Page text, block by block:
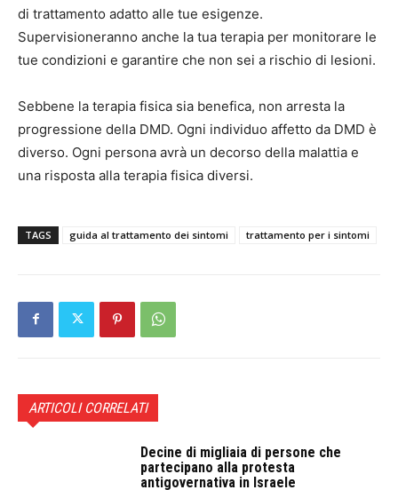
di trattamento adatto alle tue esigenze.
Supervisioneranno anche la tua terapia per monitorare le
tue condizioni e garantire che non sei a rischio di lesioni.
Sebbene la terapia fisica sia benefica, non arresta la
progressione della DMD. Ogni individuo affetto da DMD è
diverso. Ogni persona avrà un decorso della malattia e
una risposta alla terapia fisica diversi.
TAGS guida al trattamento dei sintomi trattamento per i sintomi
ARTICOLI CORRELATI
Decine di migliaia di persone che
partecipano alla protesta
antigovernativa in Israele